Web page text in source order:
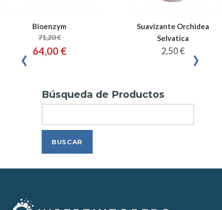
Bioenzym
71,20 €
64,00 €
Suavizante Orchidea
Selvatica
2,50 €
‹ ›
Búsqueda de Productos